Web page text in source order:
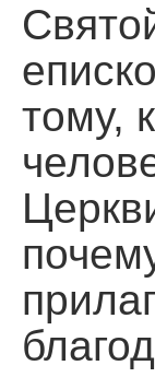
тому,